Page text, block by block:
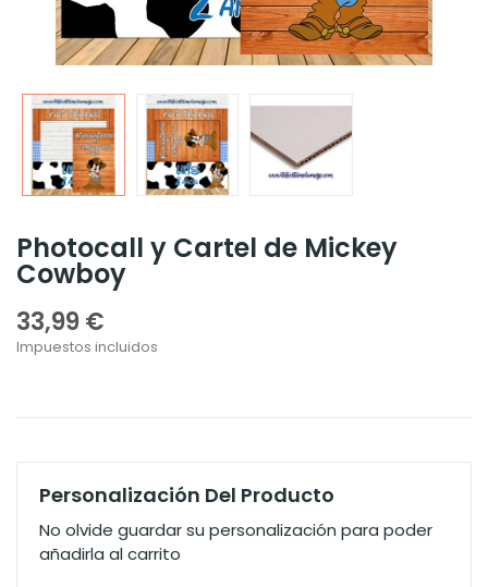
Photocall y Cartel de Mickey
Cowboy
33,99 €
Impuestos incluidos
Personalización Del Producto
No olvide guardar su personalización para poder
añadirla al carrito